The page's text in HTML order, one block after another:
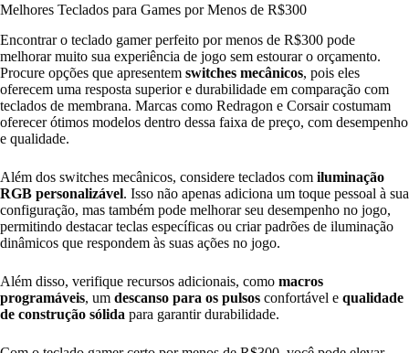
Melhores Teclados para Games por Menos de R$300
Encontrar o teclado gamer perfeito por menos de R$300 pode
melhorar muito sua experiência de jogo sem estourar o orçamento.
Procure opções que apresentem switches mecânicos, pois eles
oferecem uma resposta superior e durabilidade em comparação com
teclados de membrana. Marcas como Redragon e Corsair costumam
oferecer ótimos modelos dentro dessa faixa de preço, com desempenho
e qualidade.
Além dos switches mecânicos, considere teclados com iluminação
RGB personalizável. Isso não apenas adiciona um toque pessoal à sua
configuração, mas também pode melhorar seu desempenho no jogo,
permitindo destacar teclas específicas ou criar padrões de iluminação
dinâmicos que respondem às suas ações no jogo.
Além disso, verifique recursos adicionais, como macros
programáveis, um descanso para os pulsos confortável e qualidade
de construção sólida para garantir durabilidade.